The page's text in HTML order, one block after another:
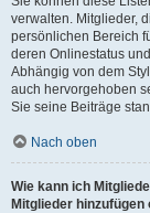
verwalten. Mitglieder,
persönlichen Bereich
deren Onlinestatus
Abhängig von dem
auch hervorgehoben
Sie seine Beiträge
Nach oben
Wie kann ich
Mitglieder